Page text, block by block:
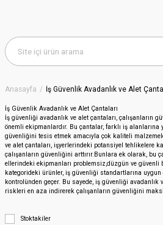
Anasayfa İş Güvenlik Avadanlık ve Alet
İş Güvenlik Avadanlık ve Alet Çantaları
İş güvenliği avadanlık ve alet çantaları, çalışanların
önemli ekipmanlardır. Bu çantalar, farklı iş alanlarına
güvenliğini tesis etmek amacıyla çok kaliteli
ve alet çantaları, işyerlerindeki potansiyel tehlikelere
çalışanların güvenliğini arttırır.Bunlara ek olarak, bu
ellerindeki ekipmanları problemsiz,düzgün ve güvenli
kategorideki ürünler, iş güvenliği standartlarına uygun
kontrolünden geçer. Bu sayede, iş güvenliği avadanlık
riskleri en aza indirerek çalışanların güvenliğini
Stoktakiler